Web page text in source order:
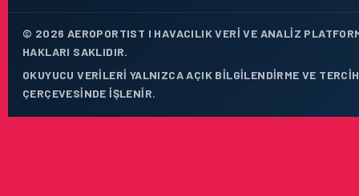
© 2026 AEROPORTIST I HAVACILIK VERI VE ANALIZ
HAKLARI SAKLIDIR.
OKUYUCU VERILERI YALNIZCA AÇIK BILGILENDIRME VE
ÇERÇEVESINDE IŞLENIR.